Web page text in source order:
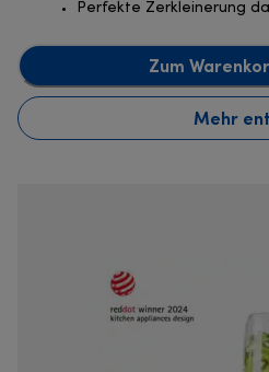
Perfekte Zerkleinerung
Zum
Mehr